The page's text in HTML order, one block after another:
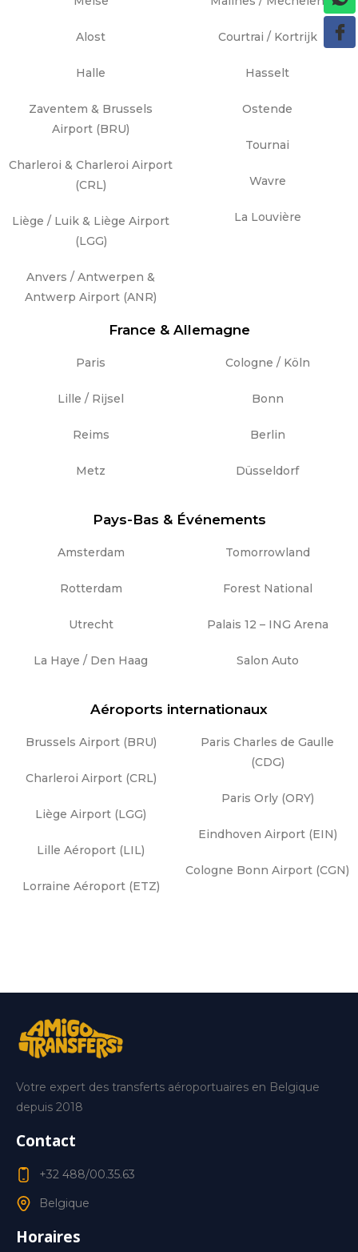
Alost
Halle
Zaventem & Brussels
Airport (BRU)
Charleroi & Charleroi Airport
(CRL)
Liège / Luik & Liège Airport
(LGG)
Anvers / Antwerpen &
Antwerp Airport (ANR)
Courtrai / Kortrijk
Hasselt
Ostende
Tournai
Wavre
La Louvière
France & Allemagne
Paris
Lille / Rijsel
Reims
Metz
Cologne / Köln
Bonn
Berlin
Düsseldorf
Pays-Bas & Événements
Amsterdam
Rotterdam
Utrecht
La Haye / Den Haag
Tomorrowland
Forest National
Palais 12 – ING Arena
Salon Auto
Aéroports internationaux
Brussels Airport (BRU)
Charleroi Airport (CRL)
Liège Airport (LGG)
Lille Aéroport (LIL)
Lorraine Aéroport (ETZ)
Paris Charles de Gaulle
(CDG)
Paris Orly (ORY)
Eindhoven Airport (EIN)
Cologne Bonn Airport (CGN)
Votre expert des transferts aéroportuaires en Belgique
depuis 2018
Contact
+32 488/00.35.63
Belgique
Horaires